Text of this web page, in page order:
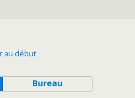
au début
Bureau